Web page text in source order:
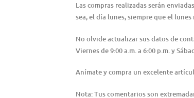
Las compras realizadas serán
sea, el día lunes, siempre que el
No olvide actualizar sus datos de
Viernes de 9:00 a.m. a 6:00 p.m. y
Anímate y compra un excelente
Nota: Tus comentarios son